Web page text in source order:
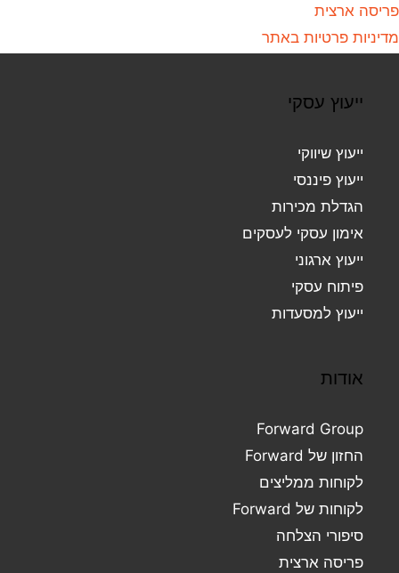
פריסה ארצית
מדיניות פרטיות באתר
ייעוץ עסקי
ייעוץ שיווקי
ייעוץ פיננסי
הגדלת מכירות
אימון עסקי לעסקים
ייעוץ ארגוני
פיתוח עסקי
ייעוץ למסעדות
אודות
Forward Group
החזון של Forward
לקוחות ממליצים
לקוחות של Forward
סיפורי הצלחה
פריסה ארצית